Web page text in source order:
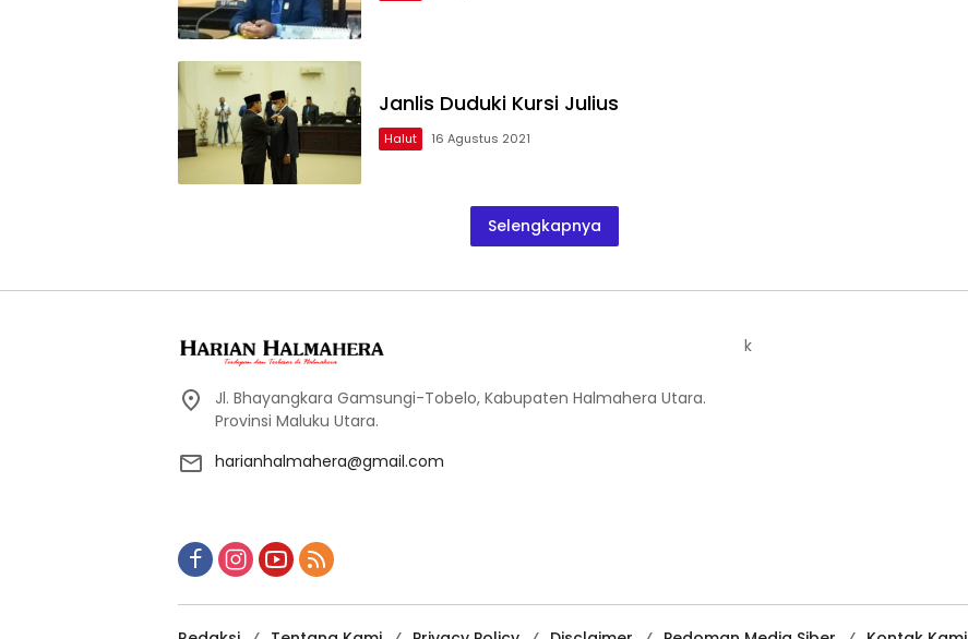
Janlis Duduki Kursi Julius
Halut 16 Agustus 2021
Selengkapnya
Jl. Bhayangkara Gamsungi-Tobelo, Kabupaten Halmahera Utara.
Provinsi Maluku Utara.
harianhalmahera@gmail.com
k